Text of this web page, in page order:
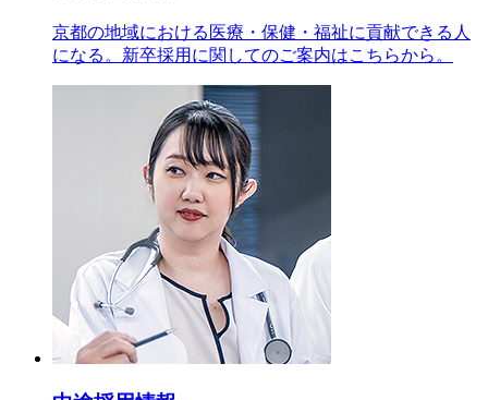
京都の地域における医療・保健・福祉に貢献できる人
になる。新卒採用に関してのご案内はこちらから。